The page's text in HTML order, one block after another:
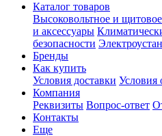
Каталог товаров
Высоковольтное и
и аксессуары
безопасности
Бренды
Как купить
Условия доставки Условия
Компания
Реквизиты Вопрос-ответ
Контакты
Еще